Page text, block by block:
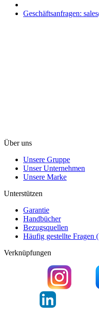
Geschäftsanfragen:
Über uns
Unsere Gruppe
Unser Unternehmen
Unsere Marke
Unterstützen
Garantie
Handbücher
Bezugsquellen
Häufig gestellte Fragen
Verknüpfungen